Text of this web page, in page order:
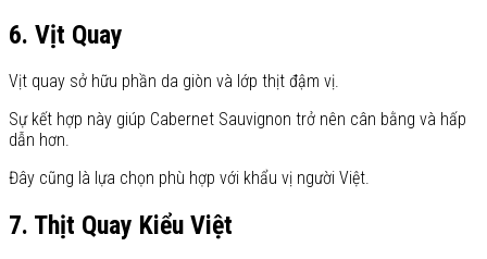
6. Vịt Quay
Vịt quay sở hữu phần da giòn và lớp thịt đậm vị.
Sự kết hợp này giúp Cabernet Sauvignon trở nên cân bằng và hấp
dẫn hơn.
Đây cũng là lựa chọn phù hợp với khẩu vị người Việt.
7. Thịt Quay Kiểu Việt